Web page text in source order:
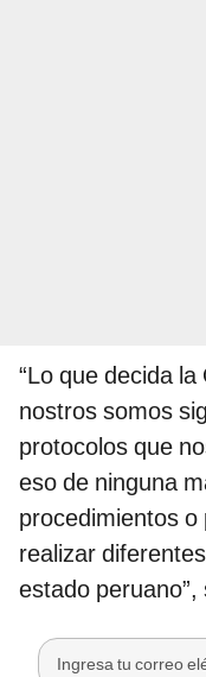
“Lo que decida
nostros somos
protocolos que
eso de ninguna
procedimientos
realizar
estado peruano”,